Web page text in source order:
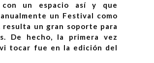
con un espacio así y que
un Festival como
resulta un gran soporte para
De hecho, la primera vez
tocar fue en la edición del